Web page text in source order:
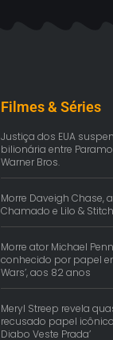
Filmes & Séries
Justiça dos EUA
bilionária entre
Warner Bros.
Morre Daveigh Chase,
Chamado e Lilo & Stitch
Morre ator Michael
conhecido por papel
Wars’, aos 82 anos
Meryl Streep revela
recusado papel icônico
Diabo Veste Prada’